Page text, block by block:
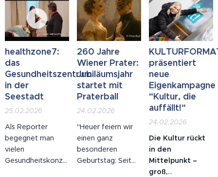
neuen
Firmenstandorts in
Poggersdorf in
Kärnten. Mehr als
140 Gäste,
darunter Kunden
und
Kooperationspartner,
sowie begeisterte
neben dem
reichen
kulinarischen
Angebot an
platziert. Er wird
künftig nachhaltige
Energie in die
Region bringen –
und die
Elektrifizierung der
Stahlindustrie
ermöglichen. Ein
wichtiger Schritt
und
Energiezukunft.
Frequenzgeräten
über
Hochfrequenzfelder
bis hin zu
Methoden, die auf
alten Konzepten
von Tesla und
Lakowski basieren.
healthzone7:
das
Gesundheitszentrum
in der
Seestadt
25.02.2026
Als Reporter
begegnet man
vielen
Gesundheitskonzepten
260 Jahre
Wiener Prater:
Jubiläumsjahr
startet mit
Praterball
24.02.2026
"Heuer feiern wir
einen ganz
besonderen
Geburtstag: Seit
präsentiert
neue
Eigenkampagne
“Kultur, die
auffällt!“
24.02.2026
Die Kultur rückt
in den
Mittelpunkt –
groß,